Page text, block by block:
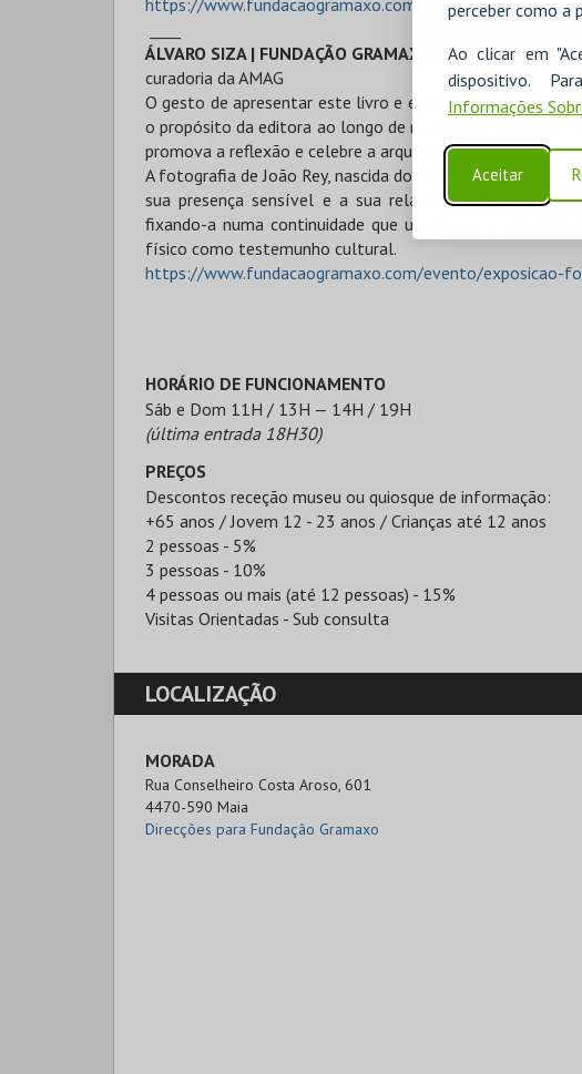
perceber como a
Ao clicar em
dispositivo.
Informações
Aceitar
https://www.fundacaogramaxo.com/evento/exposicao-
ÁLVARO SIZA | FUNDAÇÃO GRAMAXO
curadoria da AMAG
O gesto de apresentar este livro e esta exposição no
o propósito da editora ao longo de mais de uma década:
promova a reflexão e celebre a arquitetura.
A fotografia de João Rey, nascida do olhar disciplinado de
sua presença sensível e a sua relação com a
fixando-a numa continuidade que ultrapassa a
físico como testemunho cultural.
https://www.fundacaogramaxo.com/evento/exposicao-
HORÁRIO DE FUNCIONAMENTO
Sáb e Dom 11H / 13H — 14H / 19H
(última entrada 18H30)
PREÇOS
Descontos receção museu ou quiosque de informação:
+65 anos / Jovem 12 - 23 anos / Crianças até 12 anos
2 pessoas - 5%
3 pessoas - 10%
4 pessoas ou mais (até 12 pessoas) - 15%
Visitas Orientadas - Sub consulta
LOCALIZAÇÃO
MORADA
Rua Conselheiro Costa Aroso, 601
4470-590 Maia
Direcções para Fundação Gramaxo